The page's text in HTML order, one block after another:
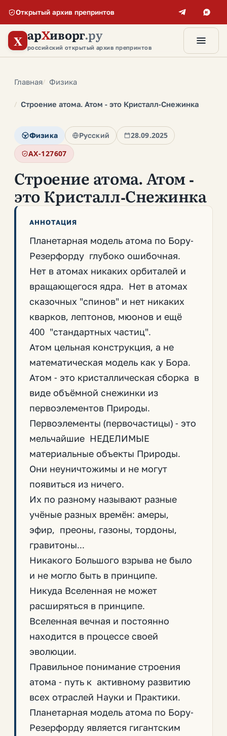
Открытый архив препринтов
X арХиворг.ру
российский открытый архив препринтов
Главная Физика
Строение атома. Атом - это Кристалл-Снежинка
Физика Русский
28.09.2025
AX-127607
Строение атома. Атом -
это Кристалл-Снежинка
АННОТАЦИЯ
Планетарная модель атома по Бору-
Резерфорду глубоко ошибочная.
Нет в атомах никаких орбиталей и
вращающегося ядра. Нет в атомах
сказочных "спинов" и нет никаких
кварков, лептонов, мюонов и ещё
400 "стандартных частиц".
Атом цельная конструкция, а не
математическая модель как у Бора.
Атом - это кристаллическая сборка в
виде объёмной снежинки из
первоэлементов Природы.
Первоэлементы (первочастицы) - это
мельчайшие НЕДЕЛИМЫЕ
материальные объекты Природы.
Они неуничтожимы и не могут
появиться из ничего.
Их по разному называют разные
учёные разных времён: амеры,
эфир, преоны, газоны, тордоны,
гравитоны...
Никакого Большого взрыва не было
и не могло быть в принципе.
Никуда Вселенная не может
расширяться в принципе.
Вселенная вечная и постоянно
находится в процессе своей
эволюции.
Правильное понимание строения
атома - путь к активному развитию
всех отраслей Науки и Практики.
Планетарная модель атома по Бору-
Резерфорду является гигантским